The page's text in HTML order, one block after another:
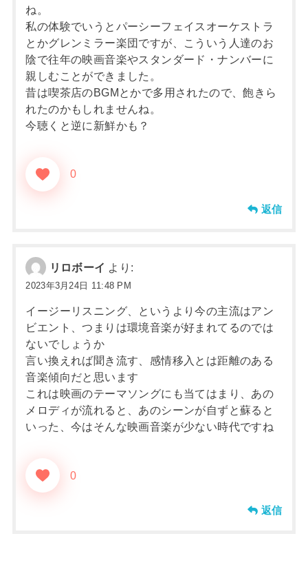
ね。
私の体験でいうとパーシーフェイスオーケストラ
とかグレンミラー楽団ですが、こういう人達のお
陰で往年の映画音楽やスタンダード・ナンバーに
親しむことができました。
昔は喫茶店のBGMとかで多用されたので、飽きら
れたのかもしれませんね。
今聴くと逆に新鮮かも？
0
返信
リロボーイ より:
2023年3月24日 11:48 PM
イージーリスニング、というより今の主流はアン
ビエント、つまりは環境音楽が好まれてるのでは
ないでしょうか
言い換えれば聞き流す、感情移入とは距離のある
音楽傾向だと思います
これは映画のテーマソングにも当てはまり、あの
メロディが流れると、あのシーンが自ずと蘇ると
いった、今はそんな映画音楽が少ない時代ですね
0
返信